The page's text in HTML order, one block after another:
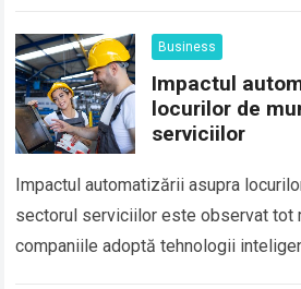
Business
Impactul
locurilor de
serviciilor
Impactul automatizării asupra
sectorul serviciilor este observat tot
companiile adoptă tehnologii